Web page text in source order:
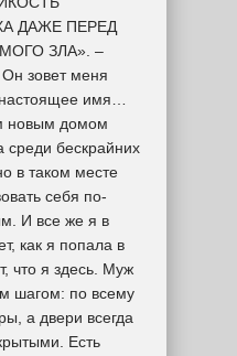
ДАЖЕ ПЕРЕД
ЗЛА». –
Он зовет меня
имя…
новым домом
бескрайних
в таком месте
себя по-
И все же я в
как я попала в
что я здесь. Муж
шагом: по всему
а двери всегда
Есть